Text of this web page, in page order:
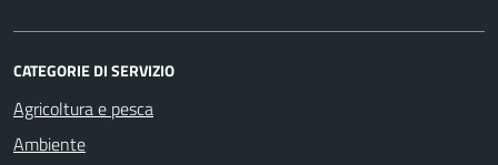
CATEGORIE DI SERVIZIO
Agricoltura e pesca
Ambiente